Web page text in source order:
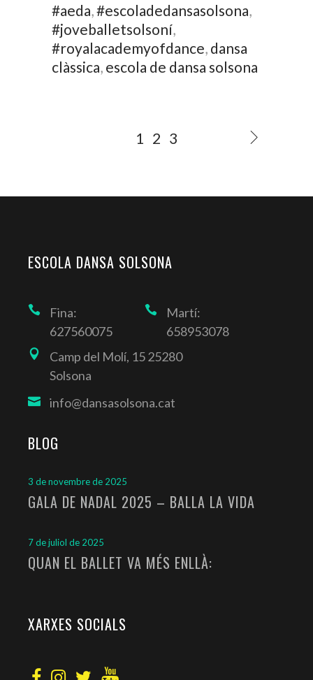
#aeda,#escoladedansasolsona,
#joveballetsolsoní,
#royalacademyofdance, dansa
clàssica, escola de dansa solsona
1 2 3
ESCOLA DANSA SOLSONA
Fina:
627560075
Martí:
658953078
Camp del Molí, 15 25280
Solsona
info@dansasolsona.cat
BLOG
3 de novembre de 2025
GALA DE NADAL 2025 – BALLA LA VIDA
7 de juliol de 2025
QUAN EL BALLET VA MÉS ENLLÀ:
XARXES SOCIALS